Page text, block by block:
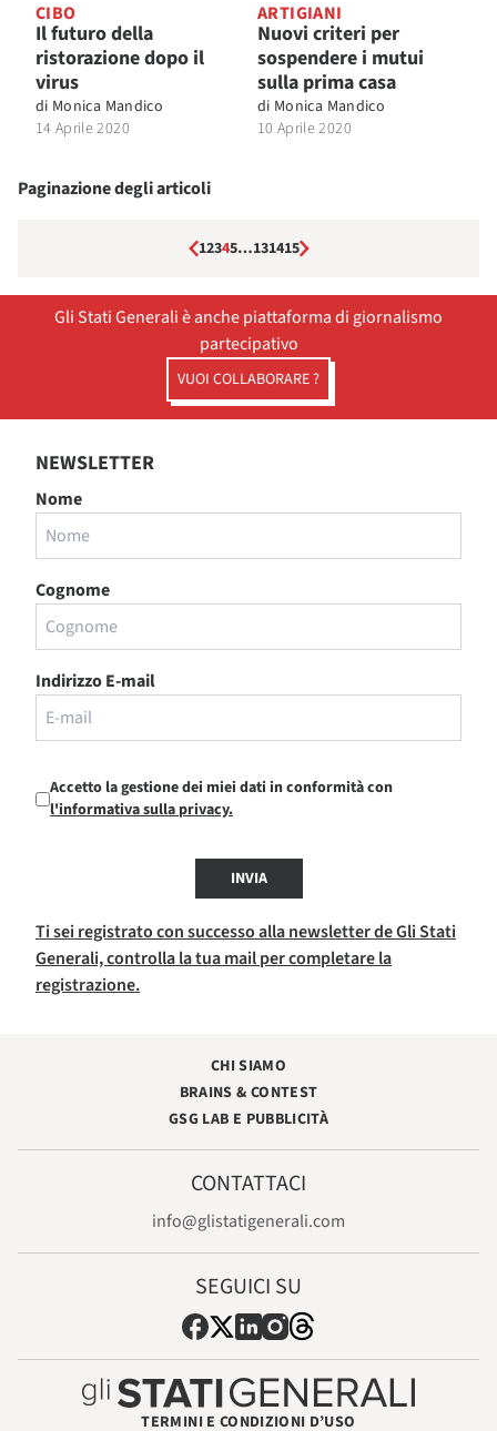
CIBO
Il futuro della
ristorazione dopo il
virus
di Monica Mandico
14 Aprile 2020
ARTIGIANI
Nuovi criteri per
sospendere i mutui
sulla prima casa
di Monica Mandico
10 Aprile 2020
Paginazione degli articoli
12345…131415
Gli Stati Generali è anche piattaforma di giornalismo
partecipativo
VUOI COLLABORARE ?
NEWSLETTER
Nome
Cognome
Indirizzo E-mail
Accetto la gestione dei miei dati in conformità con
l'informativa sulla privacy.
INVIA
Ti sei registrato con successo alla newsletter de Gli Stati
Generali, controlla la tua mail per completare la
registrazione.
CHI SIAMO
BRAINS & CONTEST
GSG LAB E PUBBLICITÀ
CONTATTACI
info@glistatigenerali.com
SEGUICI SU
TERMINI E CONDIZIONI D’USO